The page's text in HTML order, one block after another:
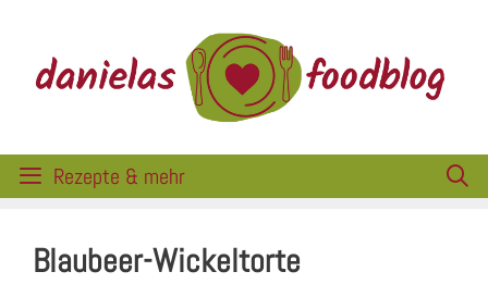
springen
Rezepte & mehr
Blaubeer-Wickeltorte